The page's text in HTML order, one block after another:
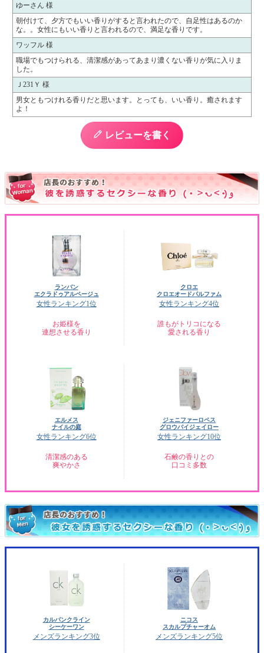
ゆーさん 様
朝付けて、夕方でもいい香りがすると言われたので、自足性はあるのか
な。。女性にもいい香りと言われるので、満足な香りです。
ワッフル 様
職場でもつけられる、清潔感があってあまり濃くない香りが気に入りま
した。
Ｊ231Ｙ 様
男女ともつけれる香りだと思います。とっても、いい香り。癒されます
よ！
レビューを書く
ランバン
エクラドゥアルページュ
女性ランキング1位
お姫様を
連想させる香り
クロエ
クロエオードパルファム
女性ランキング4位
誰もがトリコになる
愛される香り
エルメス
ナイルの庭
女性ランキング6位
清潔感のある
爽やかさ
ジェニファーロペス
グロウバイジェイロー
女性ランキング10位
石鹸の香りとの
口コミ多数
カルバンクライン
シーケーワン
メンズランキング3位
ニコス
スカルプチャーオム
メンズランキング5位